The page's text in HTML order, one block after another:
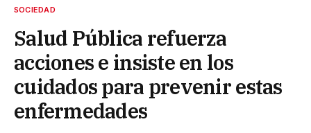
SOCIEDAD
Salud Pública refuerza
acciones e insiste en los
cuidados para prevenir estas
enfermedades